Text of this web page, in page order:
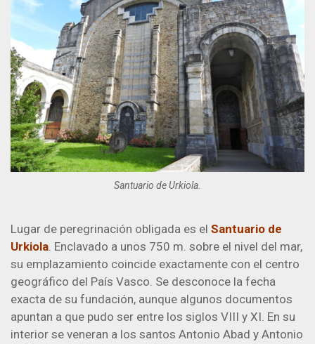
Santuario de Urkiola.
Lugar de peregrinación obligada es el Santuario de
Urkiola. Enclavado a unos 750 m. sobre el nivel del mar,
su emplazamiento coincide exactamente con el centro
geográfico del País Vasco. Se desconoce la fecha
exacta de su fundación, aunque algunos documentos
apuntan a que pudo ser entre los siglos VIII y XI. En su
interior se veneran a los santos Antonio Abad y Antonio